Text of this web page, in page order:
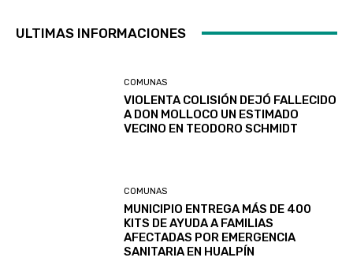
ULTIMAS INFORMACIONES
COMUNAS
VIOLENTA COLISIÓN DEJÓ FALLECIDO
A DON MOLLOCO UN ESTIMADO
VECINO EN TEODORO SCHMIDT
COMUNAS
MUNICIPIO ENTREGA MÁS DE 400
KITS DE AYUDA A FAMILIAS
AFECTADAS POR EMERGENCIA
SANITARIA EN HUALPÍN